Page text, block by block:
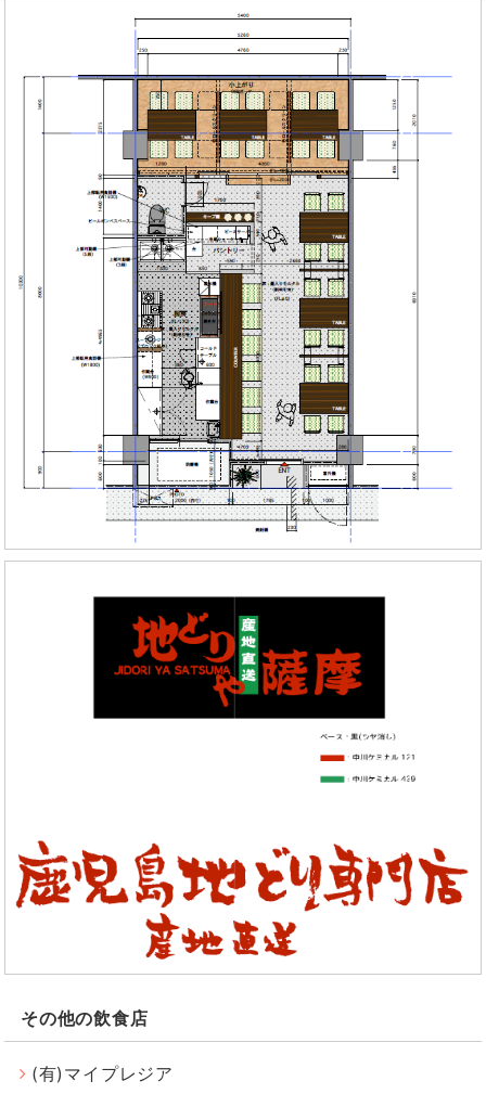
その他の飲食店
(有)マイプレジア